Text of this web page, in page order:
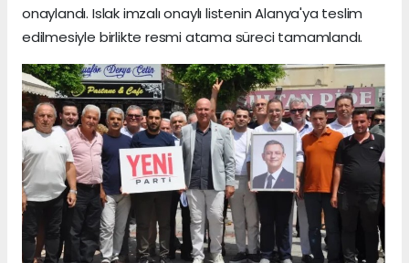
onaylandı. Islak imzalı onaylı listenin Alanya'ya teslim
edilmesiyle birlikte resmi atama süreci tamamlandı.